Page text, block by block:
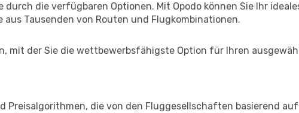
die verfügbaren Optionen. Mit Opodo können Sie Ihr
Tausenden von Routen und Flugkombinationen.
mit der Sie die wettbewerbsfähigste Option für Ihren
Preisalgorithmen, die von den Fluggesellschaften basierend